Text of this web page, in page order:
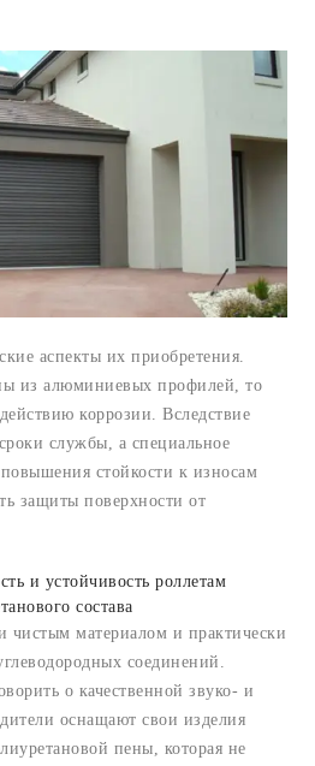
аспекты их приобретения.
из алюминиевых профилей, то
коррозии. Вследствие
службы, а специальное
стойкости к износам
защиты поверхности от
и устойчивость роллетам
состава
чистым материалом и практически
соединений.
о качественной звуко- и
оснащают свои изделия
пены, которая не